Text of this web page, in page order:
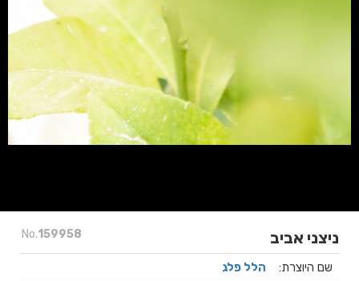
No.159958 ניצני אביב
שם היוצרת: הלל פלג